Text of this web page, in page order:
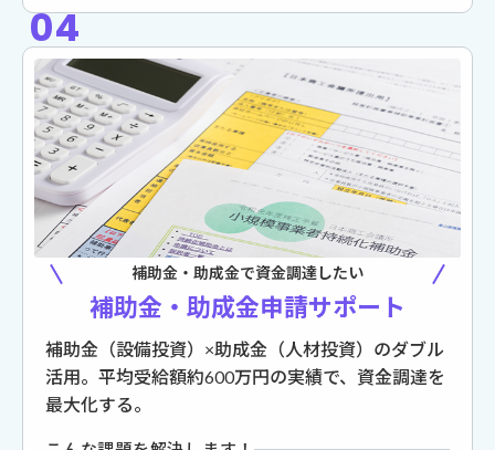
04
補助金・助成金で資金調達したい
補助金・助成金申請サポート
補助金（設備投資）×助成金（人材投資）のダブル
活用。平均受給額約600万円の実績で、資金調達を
最大化する。